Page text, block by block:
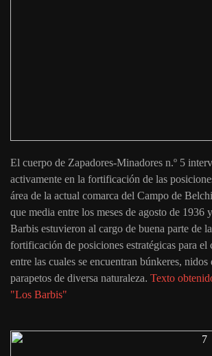
El cuerpo de Zapadores-Minadores n.º 5
activamente en la fortificación de las
área de la actual comarca del Campo de
que media entre los meses de agosto de 1936
Barbis estuvieron al cargo de buena parte de
fortificación de posiciones estratégicas para
entre las cuales se encuentran búnkeres,
parapetos de diversa naturaleza. Texto
"Los Barbis"